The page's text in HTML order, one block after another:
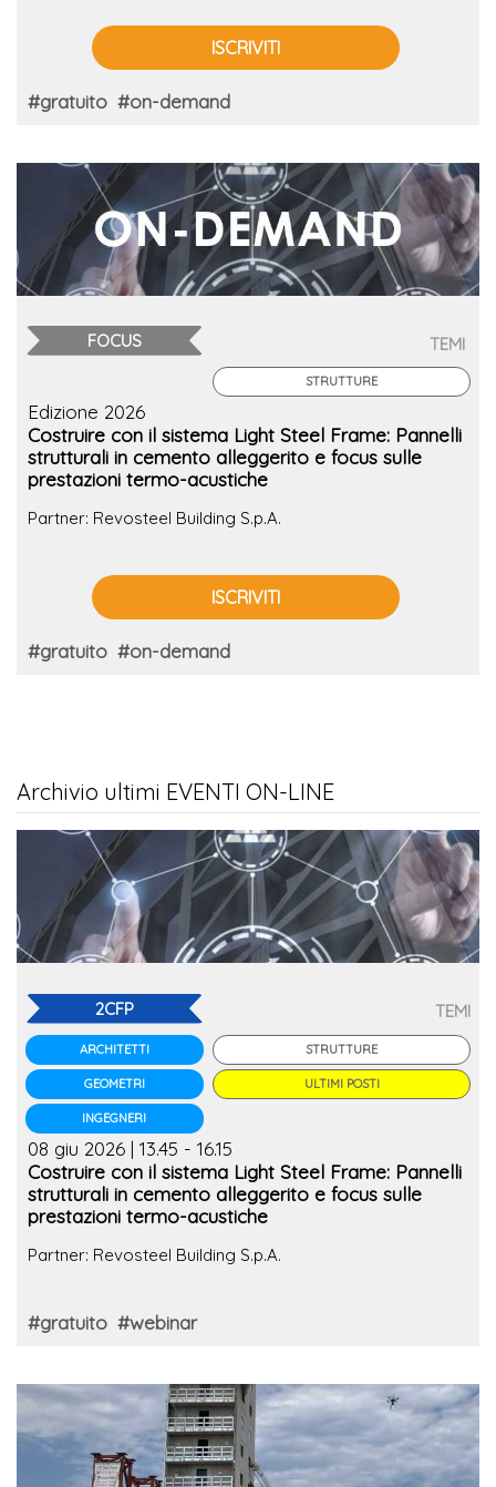
ISCRIVITI
#gratuito #on-demand
FOCUS TEMI
STRUTTURE
Edizione 2026
Costruire con il sistema Light Steel Frame: Pannelli
strutturali in cemento alleggerito e focus sulle
prestazioni termo-acustiche
Partner: Revosteel Building S.p.A.
ISCRIVITI
#gratuito #on-demand
Archivio ultimi EVENTI ON-LINE
2CFP
ARCHITETTI
GEOMETRI
INGEGNERI
TEMI
STRUTTURE
ULTIMI POSTI
08 giu 2026 | 13.45 - 16.15
Costruire con il sistema Light Steel Frame: Pannelli
strutturali in cemento alleggerito e focus sulle
prestazioni termo-acustiche
Partner: Revosteel Building S.p.A.
#gratuito #webinar